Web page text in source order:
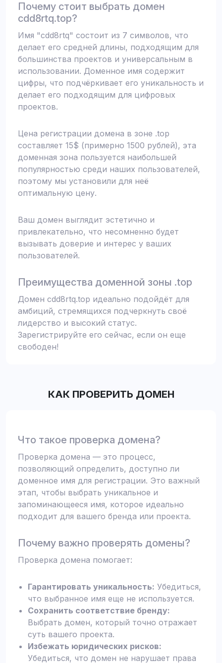
Почему стоит выбрать домен
cdd8rtq.top?
Имя "cdd8rtq" состоит из 7 символов, что
делает его средней длины, подходящим для
большинства проектов и универсальным в
использовании. Доменное имя содержит
цифры, что подчёркивает его уникальность и
делает его подходящим для цифровых
проектов.
Цена регистрации домена в зоне .top
составляет 15$ (примерно 1500 рублей), эта
доменная зона пользуется наибольшей
популярностью среди наших пользователей,
поэтому мы установили для неё
оптимальную цену.
Ваш домен выглядит эстетично и
привлекательно, что несомненно будет
вызывать доверие и интерес у ваших
пользователей.
Преимущества доменной зоны .top
Домен cdd8rtq.top идеально подойдёт для
амбиций, стремящихся подчеркнуть своё
лидерство и высокий статус.
Зарегистрируйте его сейчас, если он еще
свободен!
КАК ПРОВЕРИТЬ ДОМЕН
Что такое проверка домена?
Проверка домена — это процесс,
позволяющий определить, доступно ли
доменное имя для регистрации. Это важный
этап, чтобы выбрать уникальное и
запоминающееся имя, которое идеально
подходит для вашего бренда или проекта.
Почему важно проверять домены?
Проверка домена помогает:
Гарантировать уникальность: Убедиться,
что выбранное имя еще не используется.
Сохранить соответствие бренду:
Выбрать домен, который точно отражает
суть вашего проекта.
Избежать юридических рисков:
Убедиться, что домен не нарушает права